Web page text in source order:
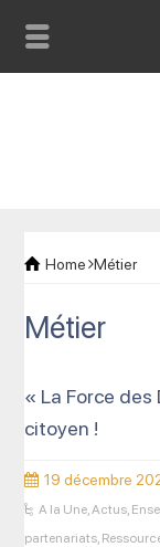
Home Métier
Métier
« La Force
citoyen !
19 décembre
A la Une,Actus,
partenariats,